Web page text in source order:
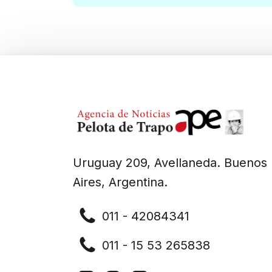
Uruguay 209, Avellaneda. Buenos
Aires, Argentina.
011 - 42084341
011 - 15 53 265838